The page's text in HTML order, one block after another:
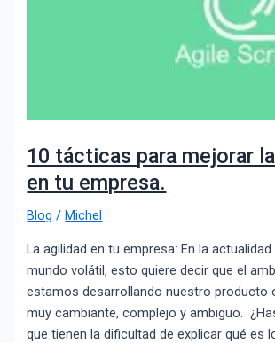
10 tácticas para mejorar
en tu empresa.
Blog /Michel
La agilidad en tu empresa: En la
mundo volátil, esto quiere decir que el
estamos desarrollando nuestro producto
muy cambiante, complejo y ambigüo.
que tienen la dificultad de explicar qué es